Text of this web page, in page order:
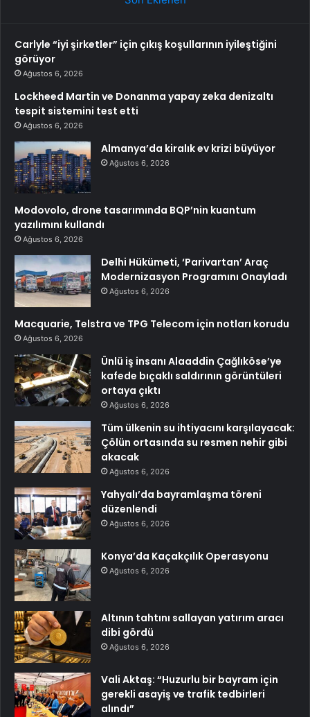
Carlyle “iyi şirketler” için çıkış koşullarının iyileştiğini
görüyor
Ağustos 6, 2026
Lockheed Martin ve Donanma yapay zeka denizaltı
tespit sistemini test etti
Ağustos 6, 2026
Almanya’da kiralık ev krizi büyüyor
Ağustos 6, 2026
Modovolo, drone tasarımında BQP’nin kuantum
yazılımını kullandı
Ağustos 6, 2026
Delhi Hükümeti, ‘Parivartan’ Araç
Modernizasyon Programını Onayladı
Ağustos 6, 2026
Macquarie, Telstra ve TPG Telecom için notları korudu
Ağustos 6, 2026
Ünlü iş insanı Alaaddin Çağlıköse’ye
kafede bıçaklı saldırının görüntüleri
ortaya çıktı
Ağustos 6, 2026
Tüm ülkenin su ihtiyacını karşılayacak:
Çölün ortasında su resmen nehir gibi
akacak
Ağustos 6, 2026
Yahyalı’da bayramlaşma töreni
düzenlendi
Ağustos 6, 2026
Konya’da Kaçakçılık Operasyonu
Ağustos 6, 2026
Altının tahtını sallayan yatırım aracı
dibi gördü
Ağustos 6, 2026
Vali Aktaş: “Huzurlu bir bayram için
gerekli asayiş ve trafik tedbirleri
alındı”